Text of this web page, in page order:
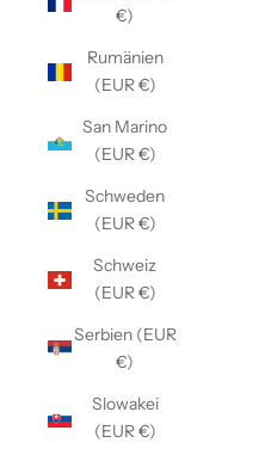
€)
Rumänien
(EUR €)
San Marino
(EUR €)
Schweden
(EUR €)
Schweiz
(EUR €)
Serbien (EUR
€)
Slowakei
(EUR €)